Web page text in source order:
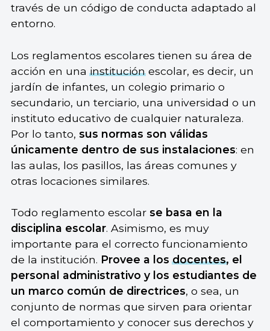
través de un código de conducta adaptado al
entorno.
Los reglamentos escolares tienen su área de
acción en unainstituciónescolar, es decir, un
jardín de infantes, un colegio primario o
secundario, un terciario, una universidad o un
instituto educativo de cualquier naturaleza.
Por lo tanto, sus normas son válidas
únicamente dentro de sus instalaciones: en
las aulas, los pasillos, las áreas comunes y
otras locaciones similares.
Todo reglamento escolar se basa en la
disciplina escolar. Asimismo, es muy
importante para el correcto funcionamiento
de la institución. Provee a losdocentes, el
personal administrativo y los estudiantes de
un marco común de directrices, o sea, un
conjunto de normas que sirven para orientar
el comportamiento y conocer sus derechos y